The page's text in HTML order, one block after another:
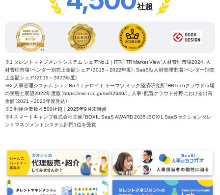
社超
※1 タレントマネジメントシステム シェアNo.1｜ITR「ITR Market View：人材管理市場2024」人
材管理市場：ベンダー別売上金額シェア（2015～2022年度）、SaaS型人材管理市場：ベンダー別売
上金額シェア（2015～2022年度）
※2 人事管理システム シェアNo.1｜デロイト トーマツ ミック経済研究所「HRTechクラウド市場
の実態と展望2022年度版（https://mic-r.co.jp/mr/02640/）」 人事・配置クラウド分野における出荷
金額（2021～2023年度見込）
※3 利用企業数 4,500社超｜2025年9月末時点
※4 スマートキャンプ株式会社主催「BOXIL SaaS AWARD 2025」BOXIL SaaSセクションタレ
ントマネジメントシステム部門1位を受賞